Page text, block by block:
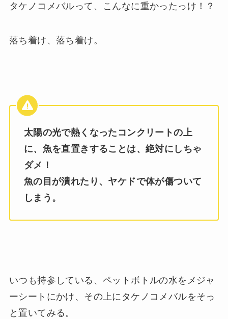
タケノコメバルって、こんなに重かったっけ！？
落ち着け、落ち着け。
太陽の光で熱くなったコンクリートの上
に、魚を直置きすることは、絶対にしちゃ
ダメ！
魚の目が潰れたり、ヤケドで体が傷ついて
しまう。
いつも持参している、ペットボトルの水をメジャ
ーシートにかけ、その上にタケノコメバルをそっ
と置いてみる。